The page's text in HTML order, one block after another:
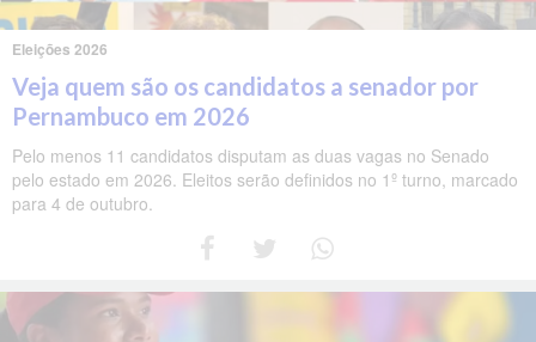
Eleições 2026
Veja quem são os candidatos a senador por
Pernambuco em 2026
Pelo menos 11 candidatos disputam as duas vagas no Senado
pelo estado em 2026. Eleitos serão definidos no 1º turno, marcado
para 4 de outubro.